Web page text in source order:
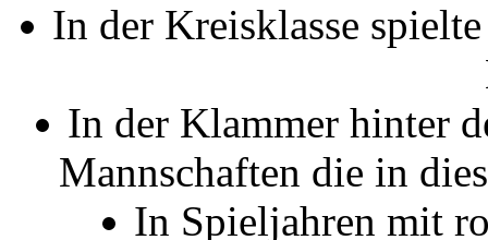
In der Kreisklasse
In der Klammer hinter
Mannschaften die in
In Spieljahren mit